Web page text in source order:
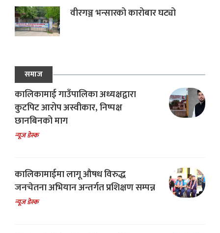
वीरगञ्ज भन्सारको कारोबार घट्यो
समाज
कालिकामाई गाउँपालिका अध्यक्षद्वारा
कुटपिट आरोप अस्वीकार, निष्पक्ष
छानबिनको माग
न्यूज डेस्क
कालिकामाईमा लागू औषध विरुद्ध
जनचेतना अभियान अन्तर्गत प्रशिक्षण सम्पन्न
न्यूज डेस्क